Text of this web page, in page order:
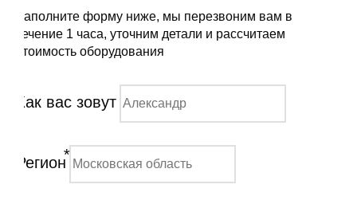
Заполните форму ниже, мы перезвоним вам в
течение 1 часа, уточним детали и рассчитаем
стоимость оборудования
Как вас зовут
Регион*